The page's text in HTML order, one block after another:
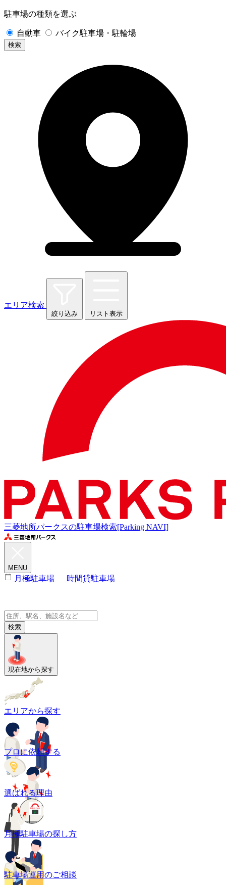
駐車場の種類を選ぶ
自動車 バイク駐車場・駐輪場
検索
エリア検索
絞り込み リスト表示
三菱地所パークスの駐車場検索[Parking NAVI]
MENU
月極駐車場 時間貸駐車場
検索
現在地から探す
エリアから探す
プロに依頼する
選ばれる理由
月極駐車場の探し方
駐車場運用のご相談